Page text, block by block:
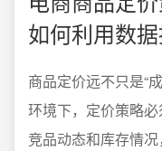
如何利用数
商品定价远不只是“
环境下，定价策略必
竞品动态和库存情况